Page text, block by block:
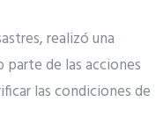
realizó una
de las acciones
las condiciones de